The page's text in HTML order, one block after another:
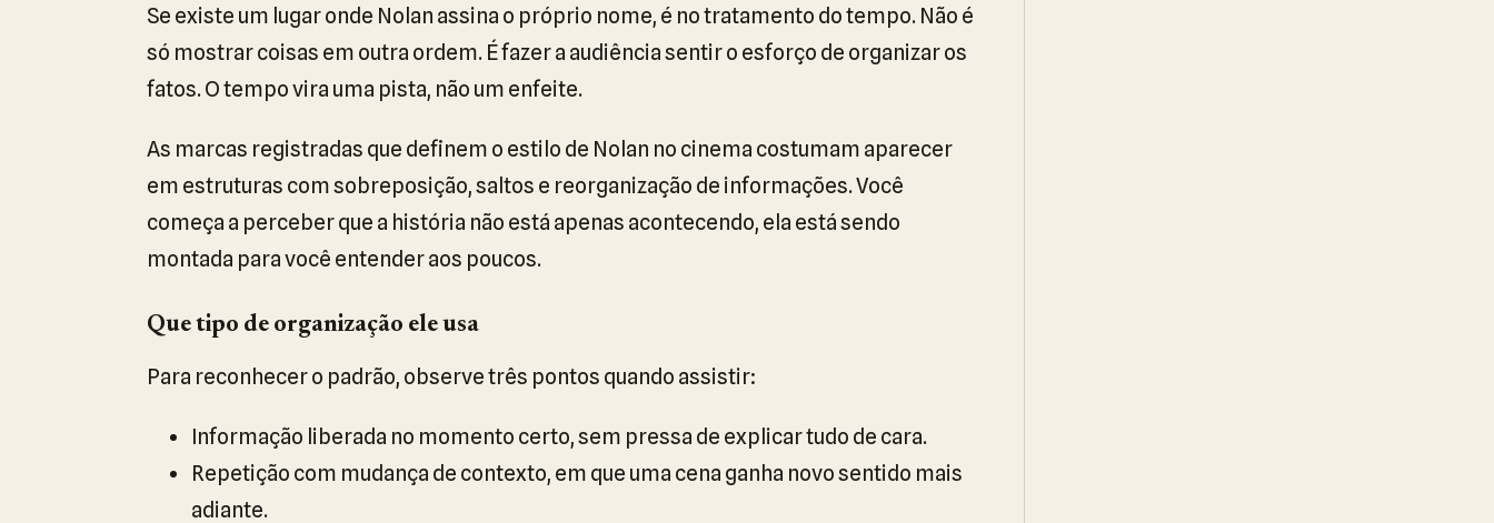
Se existe um lugar onde Nolan assina o próprio nome, é no tratamento do tempo. Não é
só mostrar coisas em outra ordem. É fazer a audiência sentir o esforço de organizar os
fatos. O tempo vira uma pista, não um enfeite.
As marcas registradas que definem o estilo de Nolan no cinema costumam aparecer
em estruturas com sobreposição, saltos e reorganização de informações. Você
começa a perceber que a história não está apenas acontecendo, ela está sendo
montada para você entender aos poucos.
Que tipo de organização ele usa
Para reconhecer o padrão, observe três pontos quando assistir:
Informação liberada no momento certo, sem pressa de explicar tudo de cara.
Repetição com mudança de contexto, em que uma cena ganha novo sentido mais
adiante.